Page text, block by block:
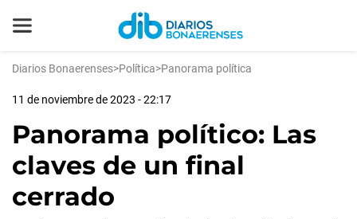
Diarios Bonaerenses>Política>Panorama política
11 de noviembre de 2023 - 22:17
Panorama político: Las
claves de un final
cerrado